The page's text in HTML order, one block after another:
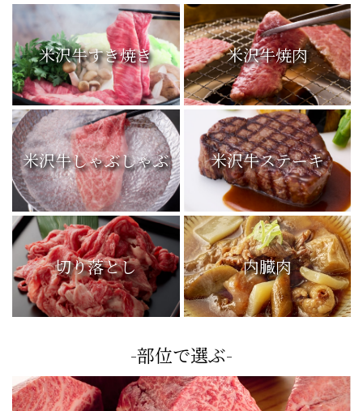
米沢牛すき焼き 米沢牛焼肉
米沢牛しゃぶしゃぶ 米沢牛ステーキ
切り落とし 内臓肉
-部位で選ぶ-